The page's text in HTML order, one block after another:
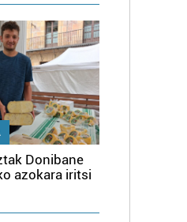
Donibane
azokara iritsi